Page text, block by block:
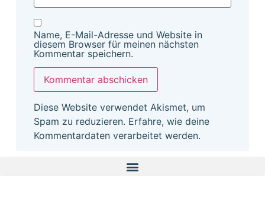
Name, E-Mail-Adresse und Website in
diesem Browser für meinen nächsten
Kommentar speichern.
Diese Website verwendet Akismet, um
Spam zu reduzieren. Erfahre, wie deine
Kommentardaten verarbeitet werden.